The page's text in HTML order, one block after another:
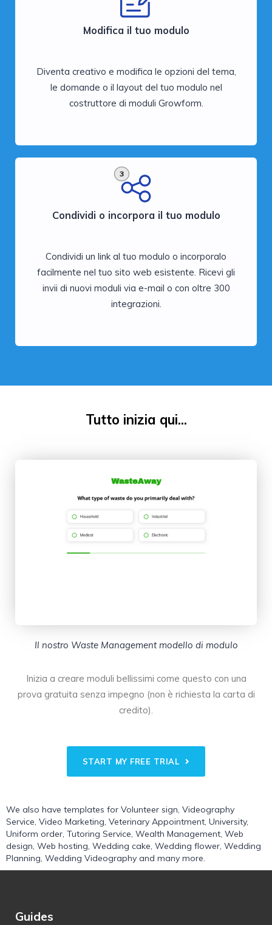
Modifica il tuo modulo
Diventa creativo e modifica le opzioni del tema,
le domande o il layout del tuo modulo nel
costruttore di moduli Growform.
3
Condividi o incorpora il tuo modulo
Condividi un link al tuo modulo o incorporalo
facilmente nel tuo sito web esistente. Ricevi gli
invii di nuovi moduli via e-mail o con oltre 300
integrazioni.
Tutto inizia qui...
Il nostro Waste Management modello di modulo
Inizia a creare moduli bellissimi come questo con una
prova gratuita senza impegno (non è richiesta la carta di
credito).
START MY FREE TRIAL
We also have templates for Volunteer sign, Videography
Service, Video Marketing, Veterinary Appointment, University,
Uniform order, Tutoring Service, Wealth Management, Web
design, Web hosting, Wedding cake, Wedding flower, Wedding
Planning, Wedding Videography and many more.
Guides